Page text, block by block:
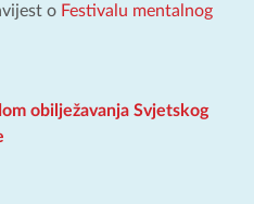
o Festivalu mentalnog
obilježavanja Svjetskog